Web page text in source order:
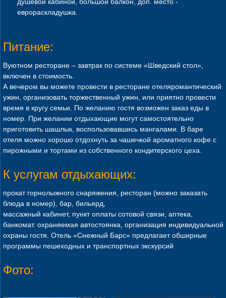
душевой кабиной, большой балкон, доп. место -
еврораскладушка.
Питание:
Вуютном ресторане – завтрак по системе «Шведский стол»,
включен в стоимость.
А вечером вы можете провести в ресторане отеляромантический
ужин, организовать торжественный ужин, или приятно провести
время в кругу семьи. По желанию гостя возможен заказ еды в
номер. При желании отдыхающие могут самостоятельно
приготовить шашлык, воспользовавшись мангалами. В баре
отеля можно хорошо отдохнуть за чашечкой ароматного кофе с
пирожными и тортами из собственного кондитерского цеха.
К услугам отдыхающих:
прокат горнолыжного снаряжения, ресторан (можно заказать
блюда в номер), бар, бильярд,
массажный кабинет, пункт оплаты сотовой связи, аптека,
банкомат. охраняемая автостоянка, организация индивидуальной
охраны гостя. Отель «Снежный Барс» предлагает обширные
программы пешеходных и транспортных экскурсий
Фото: